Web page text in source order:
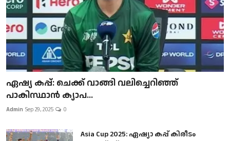
ഏഷ്യ കപ്പ്: ചെക്ക് വാങ്ങി വലിച്ചെറിഞ്ഞ്
പാകിസ്ഥാൻ ക്യാപ...
Admin Sep 29, 2025 0
Asia Cup 2025: ഏഷ്യാ കപ്പ് കിരീടം